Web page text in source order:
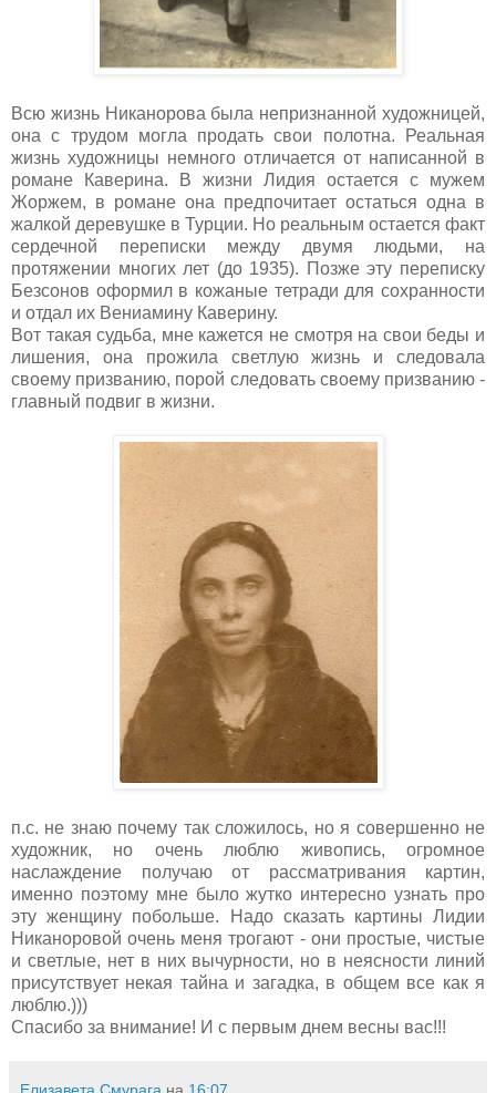
Всю жизнь Никанорова была непризнанной художницей,
она с трудом могла продать свои полотна. Реальная
жизнь художницы немного отличается от написанной в
романе Каверина. В жизни Лидия остается с мужем
Жоржем, в романе она предпочитает остаться одна в
жалкой деревушке в Турции. Но реальным остается факт
сердечной переписки между двумя людьми, на
протяжении многих лет (до 1935). Позже эту переписку
Безсонов оформил в кожаные тетради для сохранности
и отдал их Вениамину Каверину.
Вот такая судьба, мне кажется не смотря на свои беды и
лишения, она прожила светлую жизнь и следовала
своему призванию, порой следовать своему призванию -
главный подвиг в жизни.
п.с. не знаю почему так сложилось, но я совершенно не
художник, но очень люблю живопись, огромное
наслаждение получаю от рассматривания картин,
именно поэтому мне было жутко интересно узнать про
эту женщину побольше. Надо сказать картины Лидии
Никаноровой очень меня трогают - они простые, чистые
и светлые, нет в них вычурности, но в неясности линий
присутствует некая тайна и загадка, в общем все как я
люблю.)))
Спасибо за внимание! И с первым днем весны вас!!!
Елизавета Смурага на 16:07